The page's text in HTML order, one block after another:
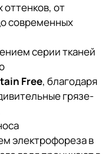
оттенков, от
современных
серии тканей
Free, благодаря
грязе-
электрофореза в